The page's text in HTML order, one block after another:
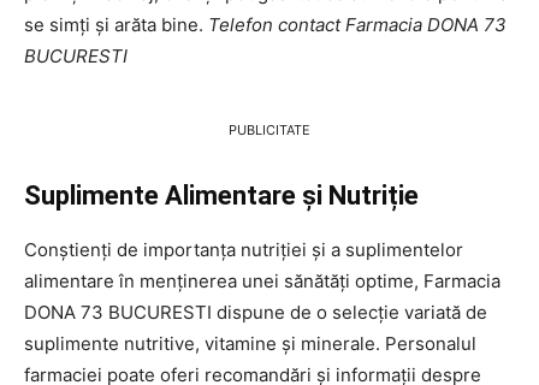
se simți și arăta bine. Telefon contact Farmacia DONA 73
BUCURESTI
PUBLICITATE
Suplimente Alimentare și Nutriție
Conștienți de importanța nutriției și a suplimentelor
alimentare în menținerea unei sănătăți optime, Farmacia
DONA 73 BUCURESTI dispune de o selecție variată de
suplimente nutritive, vitamine și minerale. Personalul
farmaciei poate oferi recomandări și informații despre